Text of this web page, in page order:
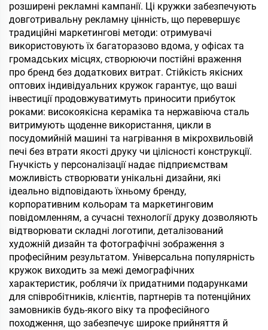
розширені рекламні кампанії. Ці кружки забезпечують
довготривальну рекламну цінність, що перевершує
традиційні маркетингові методи: отримувачі
використовують їх багаторазово вдома, у офісах та
громадських місцях, створюючи постійні враження
про бренд без додаткових витрат. Стійкість якісних
оптових індивідуальних кружок гарантує, що ваші
інвестиції продовжуватимуть приносити прибуток
роками: високоякісна кераміка та нержавіюча сталь
витримують щоденне використання, цикли в
посудомийній машині та нагрівання в мікрохвильовій
печі без втрати якості друку чи цілісності конструкції.
Гнучкість у персоналізації надає підприємствам
можливість створювати унікальні дизайни, які
ідеально відповідають їхньому бренду,
корпоративним кольорам та маркетинговим
повідомленням, а сучасні технології друку дозволяють
відтворювати складні логотипи, деталізований
художній дизайн та фотографічні зображення з
професійним результатом. Універсальна популярність
кружок виходить за межі демографічних
характеристик, роблячи їх придатними подарунками
для співробітників, клієнтів, партнерів та потенційних
замовників будь-якого віку та професійного
походження, що забезпечує широке прийняття й